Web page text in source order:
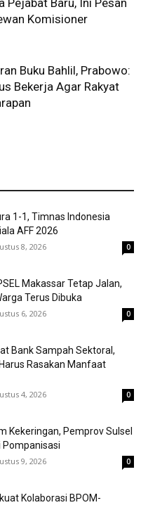
Pejabat Baru, Ini Pesan
Komisioner
Buku Bahlil, Prabowo:
Bekerja Agar Rakyat
1-1, Timnas Indonesia
AFF 2026
8, 2026 0
Makassar Tetap Jalan,
Terus Dibuka
6, 2026 0
Bank Sampah Sektoral,
Rasakan Manfaat
4, 2026 0
Kekeringan, Pemprov Sulsel
Pompanisasi
9, 2026 0
Kolaborasi BPOM-